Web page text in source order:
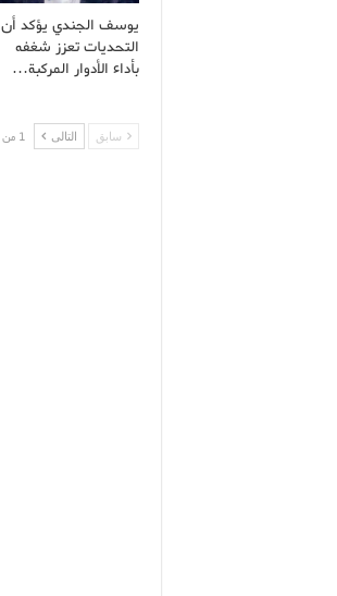
يوسف الجندي يؤكد أن
التحديات تعزز شغفه
بأداء الأدوار المركبة…
سابق التالى 1 من 6٬934